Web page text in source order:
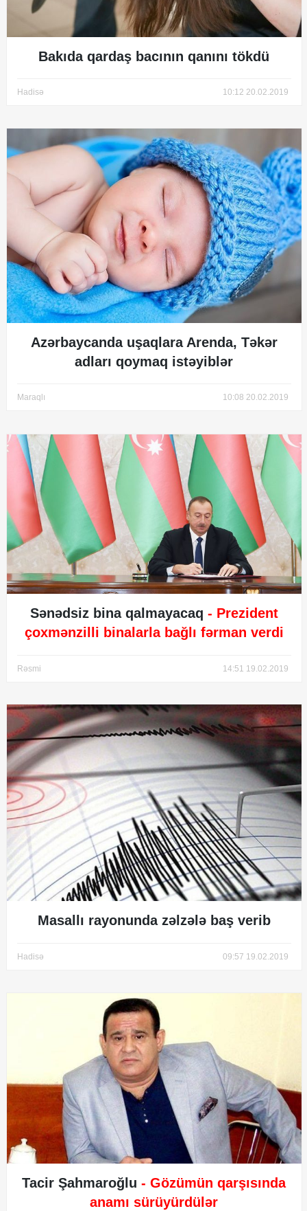
Bakıda qardaş bacının qanını tökdü
Hadisə 10:12 20.02.2019
Azərbaycanda uşaqlara Arenda, Təkər
adları qoymaq istəyiblər
Maraqlı 10:08 20.02.2019
Sənədsiz bina qalmayacaq - Prezident
çoxmənzilli binalarla bağlı fərman verdi
Rəsmi 14:51 19.02.2019
Masallı rayonunda zəlzələ baş verib
Hadisə 09:57 19.02.2019
Tacir Şahmaroğlu- Gözümün qarşısında
anamı sürüyürdülər